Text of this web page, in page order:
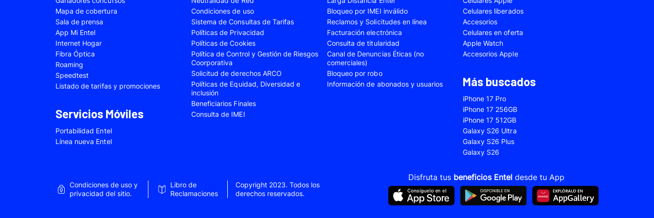
Samsung Galaxy A22
Samsung Galaxy A23 Samsung Galaxy A24 Samsung Galaxy A25
Samsung Galaxy A33
Samsung Galaxy A34
Samsung Galaxy A35 Samsung Galaxy A52 Samsung Galaxy A52s
Samsung Galaxy A53
Samsung Galaxy A54
Samsung Galaxy A55 Samsung Galaxy S20 Fe Samsung Galaxy S21 Fe
Samsung Galaxy S22
Samsung Galaxy S22 Plus
Samsung Galaxy S22 Ultra Samsung Galaxy S23 Samsung Galaxy S23 Plus
Samsung Galaxy S23 Ultra
Samsung Galaxy S23 Fe
Samsung Galaxy S24 Samsung Galaxy S24 Plus Samsung Galaxy S24 Ultra
Samsung Galaxy Z Flip 4
Samsung Galaxy Z Flip 5 Samsung Galaxy Z Fold 5
VIVO V30 SE
VIVO Y28s
Xiaomi 12T
Xiaomi 12T Pro
Xiaomi Redmi A1
Xiaomi Redmi 10A
Xiaomi Redmi 13C
Xiaomi Redmi 14C
Xiaomi Redmi Note 9 Pro
Xiaomi Redmi Note 10 Xiaomi Redmi Note 10 Pro Xiaomi Redmi Note 10s
Xiaomi Redmi Note 11
Xiaomi Redmi Note 12s Xiaomi Redmi Note 13
Mapa de cobertura
Sala de prensa
App Mi Entel
Internet Hogar
Fibra Óptica
Roaming
Speedtest
Listado de tarifas y promociones
Servicios Móviles
Portabilidad Entel
Línea nueva Entel
Condiciones de uso
Sistema de Consultas de Tarifas
Políticas de Privacidad
Políticas de Cookies
Política de Control y Gestión de Riesgos
Coorporativa
Solicitud de derechos ARCO
Políticas de Equidad, Diversidad e
inclusión
Beneficiarios Finales
Consulta de IMEI
Bloqueo por IMEI inválido
Reclamos y Solicitudes en línea
Facturación electrónica
Consulta de titularidad
Canal de Denuncias Éticas (no
comerciales)
Bloqueo por robo
Información de abonados y usuarios
Celulares liberados
Accesorios
Celulares en oferta
Apple Watch
Accesorios Apple
Más buscados
iPhone 17 Pro
iPhone 17 256GB
iPhone 17 512GB
Galaxy S26 Ultra
Galaxy S26 Plus
Galaxy S26
Condiciones de uso y
privacidad del sitio.
Libro de
Reclamaciones
Copyright 2023. Todos los
derechos reservados.
Disfruta tus beneficios Enteldesde tu App